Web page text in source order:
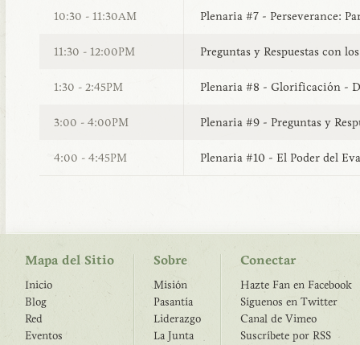
10:30 - 11:30AM Plenaria #7 - Perseverance:
11:30 - 12:00PM Preguntas y Respuestas con
1:30 - 2:45PM Plenaria #8 - Glorificación -
3:00 - 4:00PM Plenaria #9 - Preguntas y
4:00 - 4:45PM Plenaria #10 - El Poder del
Mapa del Sitio
Inicio
Blog
Red
Eventos
Sobre
Misión
Pasantía
Liderazgo
La Junta
Conectar
Hazte Fan en Facebook
Síguenos en Twitter
Canal de Vimeo
Suscríbete por RSS